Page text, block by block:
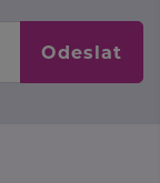
Odeslat